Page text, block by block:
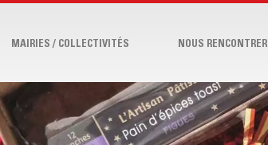
MAIRIES / COLLECTIVITÉS NOUS RENCONTRER